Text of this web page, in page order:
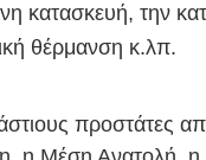
κατασκευή, την
θέρμανση κ.λπ.
προστάτες